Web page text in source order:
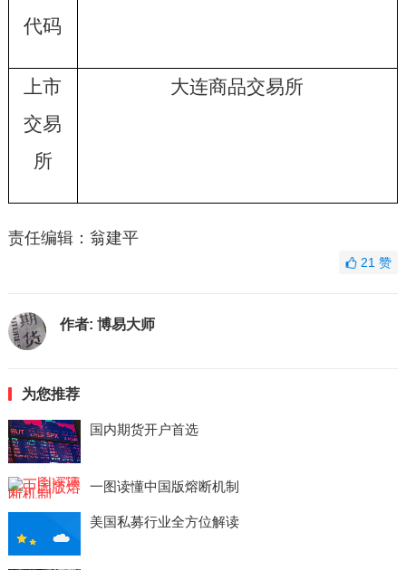
代码
上市
交易
所
大连商品交易所
责任编辑：翁建平
21赞
作者: 博易大师
为您推荐
国内期货开户首选
一图读懂中国版熔断机制
美国私募行业全方位解读